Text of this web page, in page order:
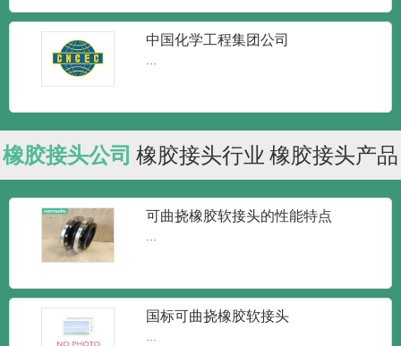
中国化学工程集团公司
...
橡胶接头公司
新闻
橡胶接头行业
新闻
橡胶接头产品
知识
可曲挠橡胶软接头的性能特点
...
国标可曲挠橡胶软接头
...